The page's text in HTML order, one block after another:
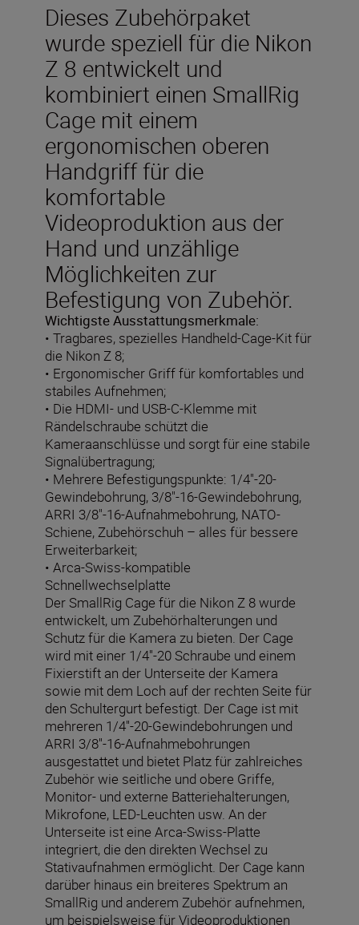
Dieses Zubehörpaket
wurde speziell für die Nikon
Z 8 entwickelt und
kombiniert einen SmallRig
Cage mit einem
ergonomischen oberen
Handgriff für die
komfortable
Videoproduktion aus der
Hand und unzählige
Möglichkeiten zur
Befestigung von Zubehör.
Wichtigste Ausstattungsmerkmale:
• Tragbares, spezielles Handheld-Cage-Kit für
die Nikon Z 8;
• Ergonomischer Griff für komfortables und
stabiles Aufnehmen;
• Die HDMI- und USB-C-Klemme mit
Rändelschraube schützt die
Kameraanschlüsse und sorgt für eine stabile
Signalübertragung;
• Mehrere Befestigungspunkte: 1/4"-20-
Gewindebohrung, 3/8"-16-Gewindebohrung,
ARRI 3/8"-16-Aufnahmebohrung, NATO-
Schiene, Zubehörschuh – alles für bessere
Erweiterbarkeit;
• Arca-Swiss-kompatible
Schnellwechselplatte
Der SmallRig Cage für die Nikon Z 8 wurde
entwickelt, um Zubehörhalterungen und
Schutz für die Kamera zu bieten. Der Cage
wird mit einer 1/4''-20 Schraube und einem
Fixierstift an der Unterseite der Kamera
sowie mit dem Loch auf der rechten Seite für
den Schultergurt befestigt. Der Cage ist mit
mehreren 1/4''-20-Gewindebohrungen und
ARRI 3/8''-16-Aufnahmebohrungen
ausgestattet und bietet Platz für zahlreiches
Zubehör wie seitliche und obere Griffe,
Monitor- und externe Batteriehalterungen,
Mikrofone, LED-Leuchten usw. An der
Unterseite ist eine Arca-Swiss-Platte
integriert, die den direkten Wechsel zu
Stativaufnahmen ermöglicht. Der Cage kann
darüber hinaus ein breiteres Spektrum an
SmallRig und anderem Zubehör aufnehmen,
um beispielsweise für Videoproduktionen